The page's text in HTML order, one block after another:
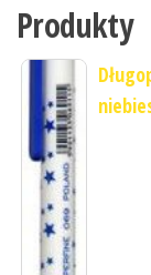
Produkty